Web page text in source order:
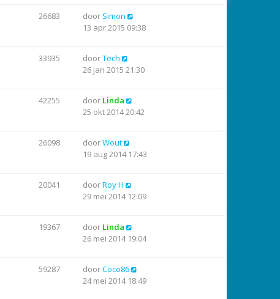
26683 door Simon
13 apr 2015 09:38
33935 doorTech
26 jan 2015 21:30
42255 door Linda
25 okt 2014 20:42
26098 doorWout
19 aug 2014 17:43
20041 doorRoy H
29 mei 2014 12:09
19367 door Linda
26 mei 2014 19:04
59287 doorCoco86
24 mei 2014 18:49